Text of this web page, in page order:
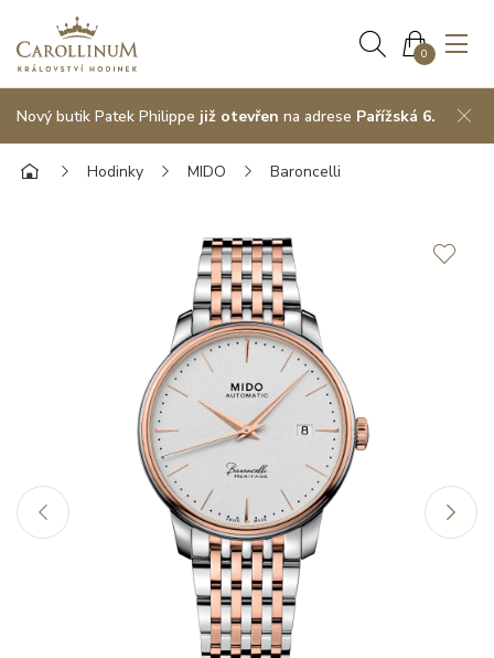
0
Nový butik Patek Philippe již otevřen na adrese Pařížská 6.
Hodinky MIDO Baroncelli